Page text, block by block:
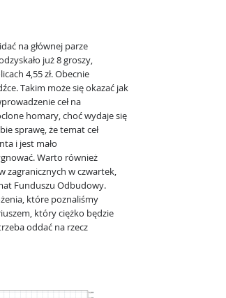
na głównej parze
już 8 groszy,
4,55 zł. Obecnie
Takim może się okazać jak
ceł na
homary, choć wydaje się
sprawę, że temat ceł
i jest mało
Warto również
zagranicznych w czwartek,
Funduszu Odbudowy.
które poznaliśmy
który ciężko będzie
oddać na rzecz